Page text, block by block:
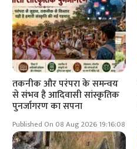
तकनीक और परंपरा के समन्वय
से संभव है आदिवासी सांस्कृतिक
पुनर्जागरण का सपना
Published On 08 Aug 2026 19:16:08